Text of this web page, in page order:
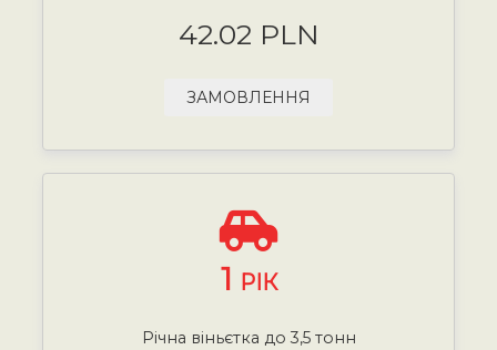
42.02 PLN
ЗАМОВЛЕННЯ
1 РІК
Річна віньєтка до 3,5 тонн